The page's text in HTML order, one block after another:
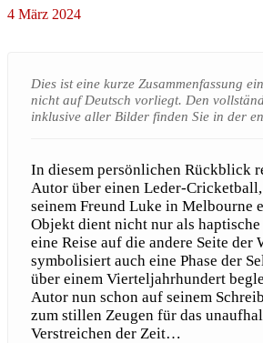
4 März 2024
In diesem persönlichen Rückblick
Autor über einen Leder-
seinem Freund Luke in Melbourne
Objekt dient nicht nur als
eine Reise auf die andere Seite der
symbolisiert auch eine Phase der
über einem Vierteljahrhundert
Autor nun schon auf seinem
zum stillen Zeugen für das
Verstreichen der Zeit…